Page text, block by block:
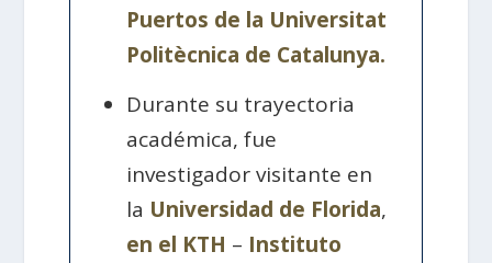
Puertos de la Universitat
Politècnica de Catalunya.
Durante su trayectoria
académica, fue
investigador visitante en
la Universidad de Florida,
en el KTH – Instituto